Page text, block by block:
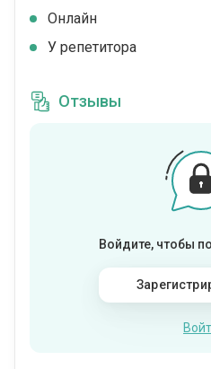
Онлайн
У репетитора
Отзывы
Войдите, чтобы